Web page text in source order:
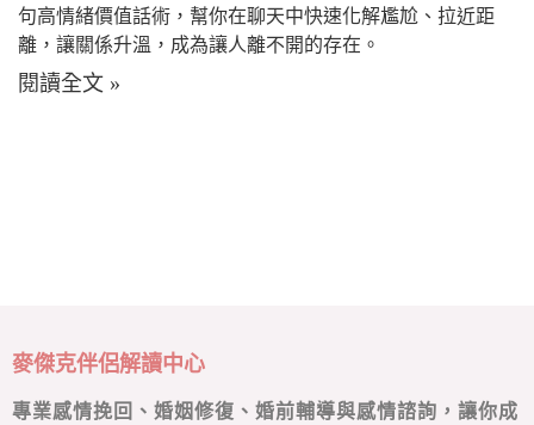
句高情緒價值話術，幫你在聊天中快速化解尷尬、拉近距
離，讓關係升溫，成為讓人離不開的存在。
閱讀全文 »
麥傑克伴侶解讀中心
專業感情挽回、婚姻修復、婚前輔導與感情諮詢，讓你成